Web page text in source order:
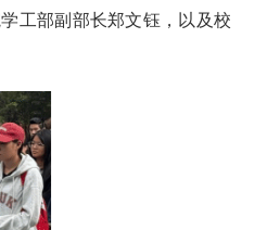
工部副部长郑文钰，以及校